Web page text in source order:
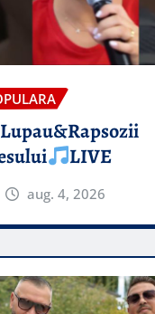
LIVE
aug. 4, 2026